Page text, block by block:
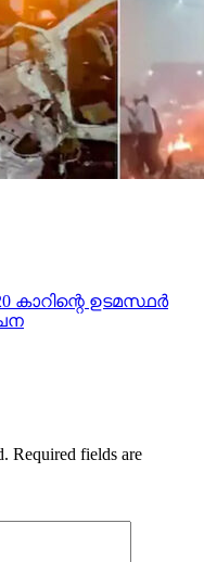
ഉടമസ്ഥര്‍
Required fields are